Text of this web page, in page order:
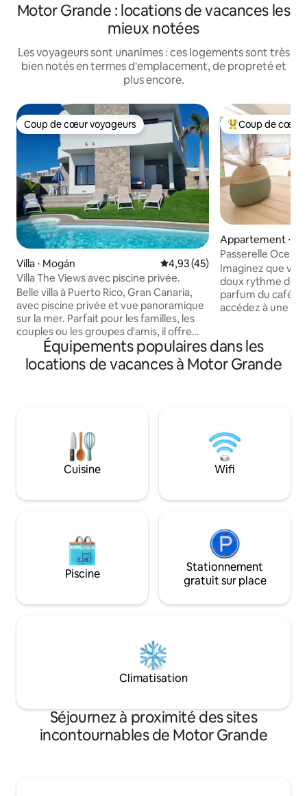
Motor Grande : locations de vacances les
mieux notées
Les voyageurs sont unanimes : ces logements sont très
bien notés en termes d'emplacement, de propreté et
plus encore.
Coup de cœur voyageurs
Coup de cœur voyageurs
Villa ⋅ Mogán Évaluation moyenne sur la
4,93 (45)
Villa The Views avec piscine privée.
Belle villa à Puerto Rico, Gran Canaria,
avec piscine privée et vue panoramique
sur la mer. Parfait pour les familles, les
couples ou les groupes d'amis, il offre
trois chambres, chacune avec sa propre
terrasse pour profiter du lever ou du
coucher du soleil. Deux chambres
salon s'ouvrent directement sur des
espaces extérieurs, notamment un
espace barbecue, une terrasse repas et
un confortable salon de détente.
Coups de cœur
Coup de cœur
Appartement ⋅
Passerelle
Imaginez que
doux rythme de
parfum du café
accédez à une
Bienvenue à «
votre maison
au cœur de
chaque détail est
puissiez
détendre.
Équipements populaires dans les
locations de vacances à Motor Grande
Cuisine Wifi
Piscine
Stationnement
gratuit sur place
Climatisation
Séjournez à proximité des sites
incontournables de Motor Grande